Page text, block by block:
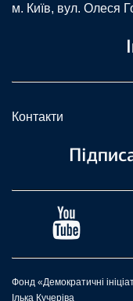
м. Київ, вул. Олеся
Контакти
Фонд «Демократичні
Ілька Кучеріва